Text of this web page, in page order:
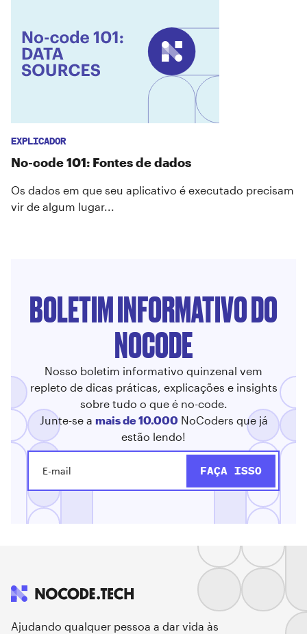
EXPLICADOR
No-code 101: Fontes de dados
Os dados em que seu aplicativo é executado precisam
vir de algum lugar...
BOLETIM INFORMATIVO DO
NOCODE
Nosso boletim informativo quinzenal vem
repleto de dicas práticas, explicações e insights
sobre tudo o que é no-code.
Junte-se a mais de 10.000NoCoders que já
estão lendo!
Ajudando qualquer pessoa a dar vida às